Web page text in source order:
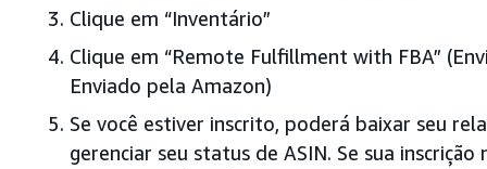
Clique em “Inventário”
Clique em “Remote Fulfillment with FBA”
Enviado pela Amazon)
Se você estiver inscrito, poderá baixar seu
gerenciar seu status de ASIN. Se sua